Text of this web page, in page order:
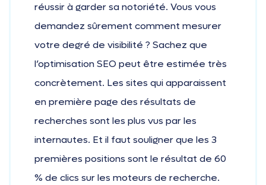
réussir à garder sa notoriété. Vous vous
demandez sûrement comment mesurer
votre degré de visibilité ? Sachez que
l’optimisation SEO peut être estimée très
concrètement. Les sites qui apparaissent
en première page des résultats de
recherches sont les plus vus par les
internautes. Et il faut souligner que les 3
premières positions sont le résultat de 60
% de clics sur les moteurs de recherche.